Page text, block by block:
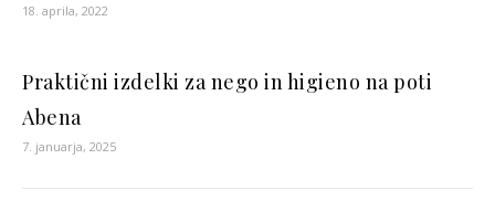
18. aprila, 2022
Praktični izdelki za nego in higieno na poti
Abena
7. januarja, 2025